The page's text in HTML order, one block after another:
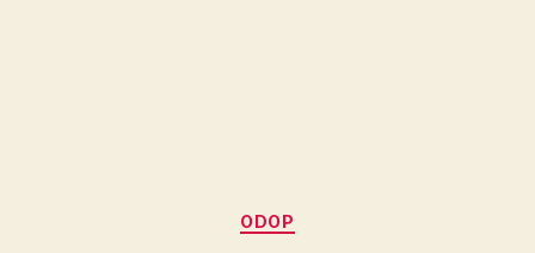
Categories
ODOP